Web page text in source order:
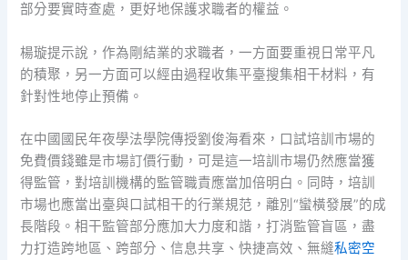
部分要實時查處，更好地保護求職者的權益。
楊璇提示說，作為剛結業的求職者，一方面要重視日常平凡
的積聚，另一方面可以經由過程收集平臺搜集相干材料，有
針對性地停止預備。
在中國國民年夜學法學院傳授劉俊海看來，口試培訓市場的
免費價錢雖是市場訂價行動，可是這一培訓市場仍然應當獲
得監管，對培訓機構的監管職責應當加倍明白。同時，培訓
市場也應當出臺與口試相干的行業規范，離別“蠻橫發展”的成
長階段。相干監管部分應加大力度和諧，打消監管盲區，盡
力打造跨地區、跨部分、信息共享、快捷高效、無縫私密空